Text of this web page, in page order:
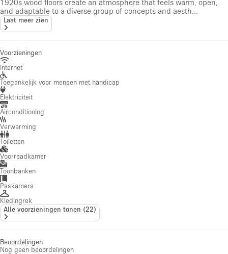
1920s wood floors create an atmosphere that feels warm, open,
and adaptable to a diverse group of concepts and aesth...
Laat meer zien
Voorzieningen
Internet
Toegankelijk voor mensen met handicap
Elektriciteit
Airconditioning
Verwarming
Toiletten
Voorraadkamer
Toonbanken
Paskamers
Kledingrek
Alle voorzieningen tonen (22)
Beoordelingen
Nog geen beoordelingen